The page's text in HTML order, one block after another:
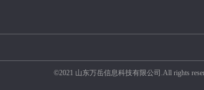
©2021 山东万岳信息科技有限公司.All rights